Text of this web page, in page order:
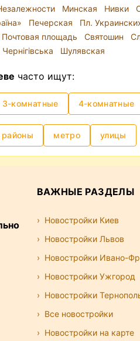
Минская Нивки
Печерская Пл.
Почтовая площадь Святошин
Чернігівська Шулявская
часто ищут:
3-комнатные 4-комнатные
районы метро улицы
ВАЖНЫЕ РАЗДЕЛЫ
Новостройки Киев
Новостройки Львов
Новостройки Ивано-
Новостройки Ужгород
Новостройки
Все новостройки
Новостройки на карте